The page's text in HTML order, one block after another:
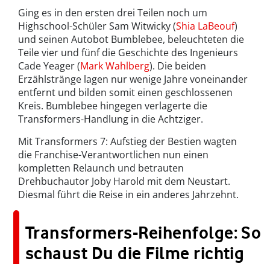
Ging es in den ersten drei Teilen noch um
Highschool-Schüler Sam Witwicky (Shia LaBeouf)
und seinen Autobot Bumblebee, beleuchteten die
Teile vier und fünf die Geschichte des Ingenieurs
Cade Yeager (Mark Wahlberg). Die beiden
Erzählstränge lagen nur wenige Jahre voneinander
entfernt und bilden somit einen geschlossenen
Kreis. Bumblebee hingegen verlagerte die
Transformers-Handlung in die Achtziger.
Mit Transformers 7: Aufstieg der Bestien wagten
die Franchise-Verantwortlichen nun einen
kompletten Relaunch und betrauten
Drehbuchautor Joby Harold mit dem Neustart.
Diesmal führt die Reise in ein anderes Jahrzehnt.
Transformers-Reihenfolge: So
schaust Du die Filme richtig